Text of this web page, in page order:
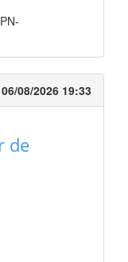
06/08/2026 19:33
de